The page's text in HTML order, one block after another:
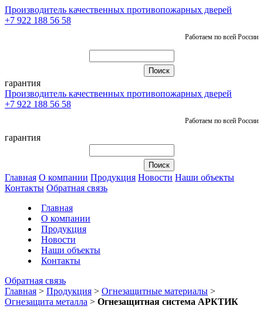
Производитель качественных противопожарных дверей
+7 922 188 56 58
Работаем по всей России
гарантия
Производитель качественных противопожарных дверей
+7 922 188 56 58
Работаем по всей России
гарантия
Главная О компании Продукция Новости Наши объекты
Контакты Обратная связь
Главная
О компании
Продукция
Новости
Наши объекты
Контакты
Обратная связь
Главная > Продукция > Огнезащитные материалы >
Огнезащита металла > Огнезащитная система АРКТИК